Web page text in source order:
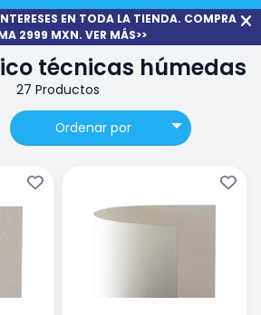
EN TODA LA TIENDA. COMPRA
2999 MXN. VER MÁS>>
técnicas húmedas
27 Productos
Ordenar por